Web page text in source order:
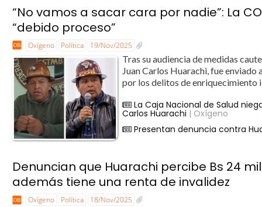
“No vamos a sacar cara por nadie”: La
“debido proceso”
Oxígeno Política 19/Nov/2025
Tras su audiencia de medidas
Juan Carlos Huarachi, fue enviado
por los delitos de enriquecimiento
La Caja Nacional de Salud
Carlos Huarachi | Oxígeno
Presentan denuncia contra
Denuncian que Huarachi percibe Bs 24
además tiene una renta de invalidez
Oxígeno Política 18/Nov/2025